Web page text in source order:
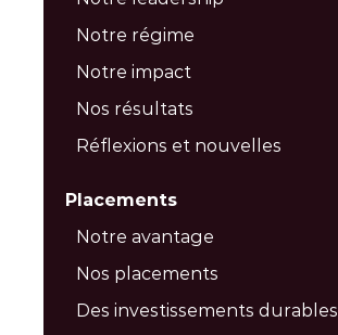
Notre régime
Notre impact
Nos résultats
Réflexions et nouvelles
Placements
Notre avantage
Nos placements
Des investissements durables